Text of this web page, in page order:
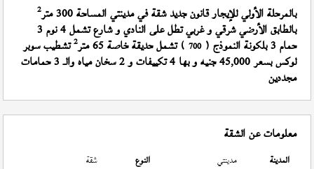
بالمرحلة الأولي للإيجار قانون جديد شقة في مدينتي المساحة 300 متر 2
بالطابق الأرضي شرقي و غربي تطل على النادي و شارع تشمل 4 نوم 3
حمام 3 بلكونة النموذج ( 700 ) تشمل حديقة خاصة 65 متر 2تشطيب سوبر
لوكس بسعر 45,000 جنيه و بها 4 تكييفات و 2 سخان مياه والـ 3 حمامات
مجددين
معلومات عن الشقة
المدينة مدينتي النوع
شقة